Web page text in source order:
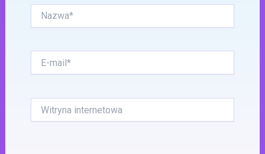
mail*
internetowa